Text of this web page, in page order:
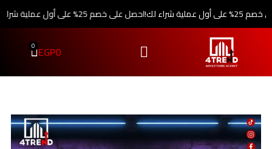
احصل على خصم 25% على أول عملية شراء لك! شراء لك!
EGP0
0